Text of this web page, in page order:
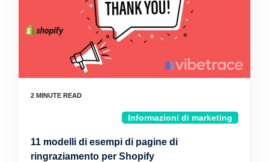
Informazioni di marketing
11 modelli di esempi di pagine di
ringraziamento per Shopify